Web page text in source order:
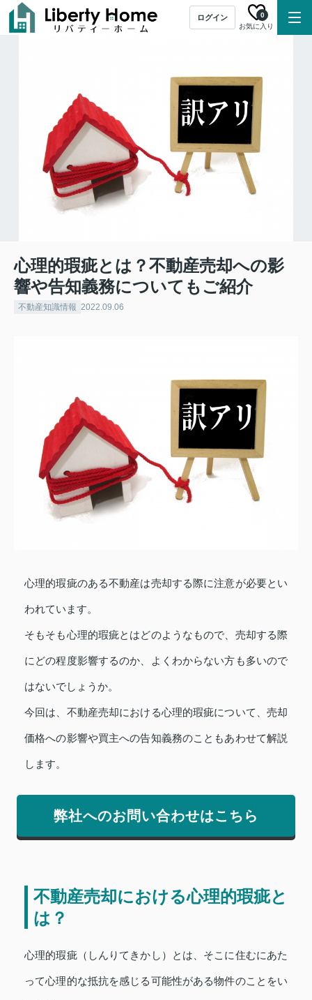
ログイン
お気に入り
0
心理的瑕疵とは？不動産売却への影
響や告知義務についてもご紹介
不動産知識情報 2022.09.06
心理的瑕疵のある不動産は売却する際に注意が必要とい
われています。
そもそも心理的瑕疵とはどのようなもので、売却する際
にどの程度影響するのか、よくわからない方も多いので
はないでしょうか。
今回は、不動産売却における心理的瑕疵について、売却
価格への影響や買主への告知義務のこともあわせて解説
します。
弊社へのお問い合わせはこちら
不動産売却における心理的瑕疵と
は？
心理的瑕疵（しんりてきかし）とは、そこに住むにあた
って心理的な抵抗を感じる可能性がある物件のことをい